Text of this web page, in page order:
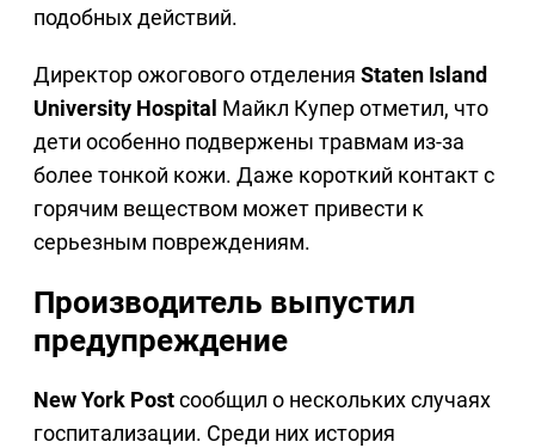
подобных действий.
Директор ожогового отделения Staten Island
University Hospital Майкл Купер отметил, что
дети особенно подвержены травмам из-за
более тонкой кожи. Даже короткий контакт с
горячим веществом может привести к
серьезным повреждениям.
Производитель выпустил
предупреждение
New York Postсообщил о нескольких случаях
госпитализации. Среди них история